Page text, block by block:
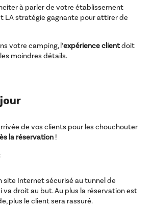
à parler de votre établissement
LA stratégie gagnante pour attirer de
votre camping, l’expérience clientdoit
moindres détails.
de vos clients pour les chouchouter
la réservation !
site Internet sécurisé au tunnel de
va droit au but. Au plus la réservation est
plus le client sera rassuré.